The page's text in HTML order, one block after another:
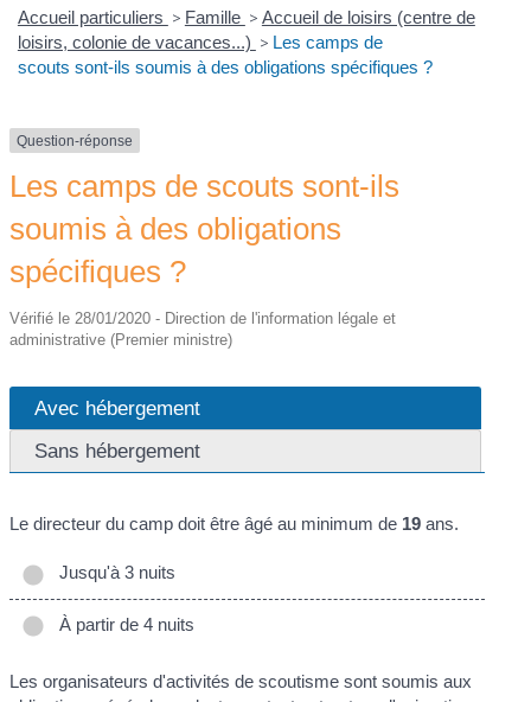
Accueil particuliers > Famille > Accueil de loisirs (centre de
loisirs, colonie de vacances...) > Les camps de
scouts sont-ils soumis à des obligations spécifiques ?
Question-réponse
Les camps de scouts sont-ils
soumis à des obligations
spécifiques ?
Vérifié le 28/01/2020 - Direction de l'information légale et
administrative (Premier ministre)
Avec hébergement
Sans hébergement
Le directeur du camp doit être âgé au minimum de 19 ans.
Jusqu'à 3 nuits
À partir de 4 nuits
Les organisateurs d'activités de scoutisme sont soumis aux